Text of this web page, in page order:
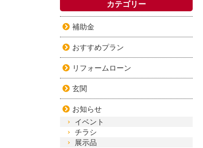
カテゴリー
補助金
おすすめプラン
リフォームローン
玄関
お知らせ
イベント
チラシ
展示品